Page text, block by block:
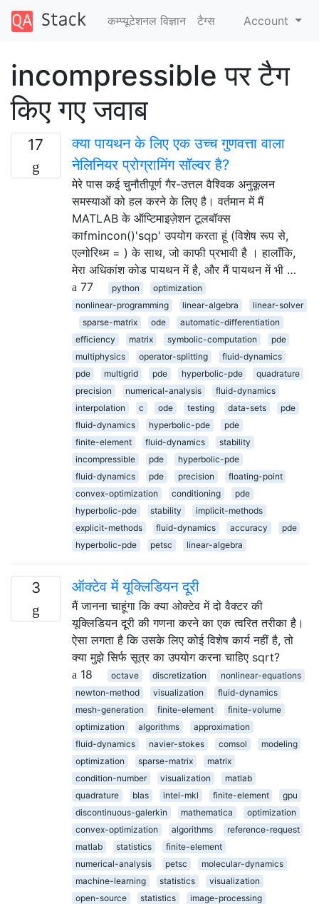
कम्प्यूटेशनल विज्ञान टैग्‍स Account
incompressible पर टैग
किए गए जवाब
17
क्या पायथन के लिए एक उच्च गुणवत्ता वाला
नेलिनियर प्रोग्रामिंग सॉल्वर है?
मेरे पास कई चुनौतीपूर्ण गैर-उत्तल वैश्विक अनुकूलन
समस्याओं को हल करने के लिए है। वर्तमान में मैं
MATLAB के ऑप्टिमाइज़ेशन टूलबॉक्स
काfmincon()'sqp' उपयोग करता हूं (विशेष रूप से,
एल्गोरिथ्म = ) के साथ, जो काफी प्रभावी है । हालाँकि,
मेरा अधिकांश कोड पायथन में है, और मैं पायथन में भी …
77
python
optimization
nonlinear-programming
linear-algebra
linear-solver
sparse-matrix
ode
automatic-differentiation
efficiency
matrix symbolic-computation
pde
multiphysics
operator-splitting
fluid-dynamics
pde
multigrid pde hyperbolic-pde
quadrature
precision
numerical-analysis
fluid-dynamics
interpolation
c ode testing data-sets
pde
fluid-dynamics
hyperbolic-pde
pde
finite-element
fluid-dynamics
stability
incompressible
pde
hyperbolic-pde
fluid-dynamics
pde precision
floating-point
convex-optimization
conditioning
pde
hyperbolic-pde
stability
implicit-methods
explicit-methods
fluid-dynamics accuracy
pde
hyperbolic-pde
petsc linear-algebra
3 ऑक्टेव में यूक्लिडियन दूरी
मैं जानना चाहूंगा कि क्या ओक्टेव में दो वैक्टर की
यूक्लिडियन दूरी की गणना करने का एक त्वरित तरीका है।
ऐसा लगता है कि उसके लिए कोई विशेष कार्य नहीं है, तो
क्या मुझे सिर्फ सूत्र का उपयोग करना चाहिए sqrt?
18
octave discretization
nonlinear-equations
newton-method
visualization
fluid-dynamics
mesh-generation
finite-element
finite-volume
optimization
algorithms
approximation
fluid-dynamics
navier-stokes comsol
modeling
optimization
sparse-matrix
matrix
condition-number
visualization
matlab
quadrature
blas intel-mkl finite-element
gpu
discontinuous-galerkin
mathematica
optimization
convex-optimization
algorithms
reference-request
matlab
statistics
finite-element
numerical-analysis
petsc
molecular-dynamics
machine-learning
statistics
visualization
open-source
statistics
image-processing